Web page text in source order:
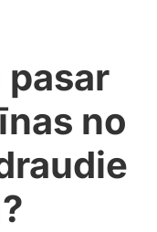
pasar
no